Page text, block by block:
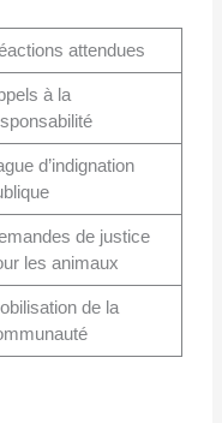
attendues
à la
d’indignation
de justice
les animaux
de la